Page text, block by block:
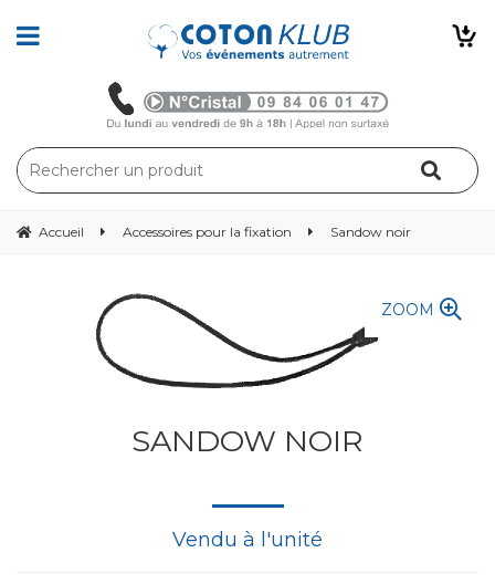
Accueil Accessoires pour la fixation Sandow noir
ZOOM
SANDOW NOIR
Vendu à l'unité